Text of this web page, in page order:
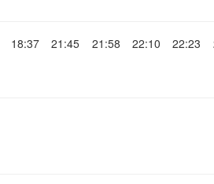
18:37 21:45 21:58 22:10 22:23